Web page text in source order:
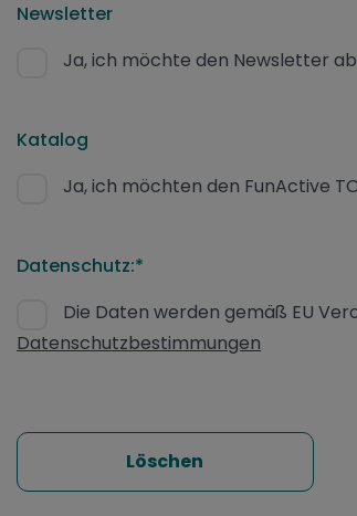
Newsletter
Ja, ich möchte den Newsletter
Katalog
Ja, ich möchten den FunActive
Datenschutz:*
Die Daten werden gemäß EU
Datenschutzbestimmungen
Löschen